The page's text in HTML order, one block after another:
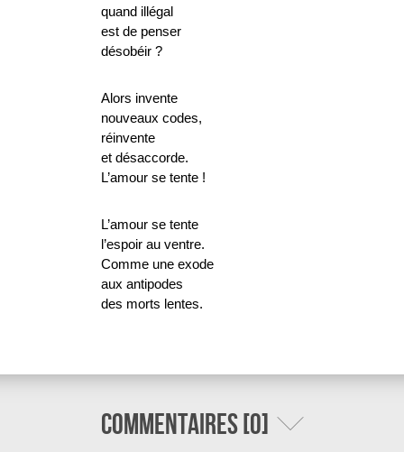
quand illégal
est de penser
désobéir ?
Alors invente
nouveaux codes,
réinvente
et désaccorde.
L’amour se tente !
L’amour se tente
l’espoir au ventre.
Comme une exode
aux antipodes
des morts lentes.
Commentaires [0]